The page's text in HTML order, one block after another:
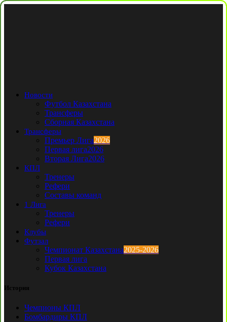
Новости
Футбол Казахстана
Трансферы
Сборная Казахстана
Трансферы
Премьер Лига2026
Первая лига2026
Вторая Лига2026
КПЛ
Тренеры
Рефери
Составы команд
1 Лига
Тренеры
Рефери
Клубы
Футзал
Чемпионат Казахстана2025-2026
Первая лига
Кубок Казахстана
История
Чемпионы КПЛ
Бомбардиры КПЛ